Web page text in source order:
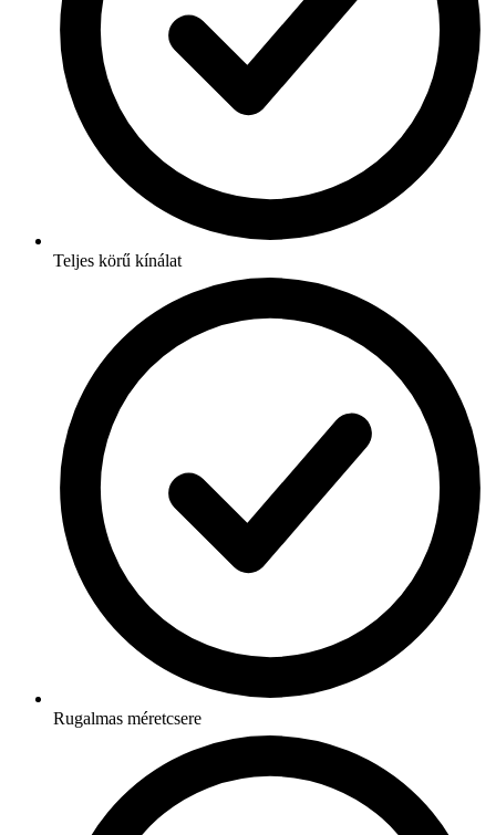
Teljes körű kínálat
Rugalmas méretcsere